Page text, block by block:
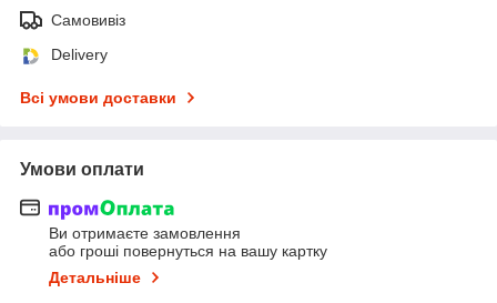
Самовивіз
Delivery
Всі умови доставки
Умови оплати
Ви отримаєте замовлення
або гроші повернуться на вашу картку
Детальніше